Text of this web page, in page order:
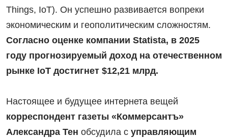
Things, IoT). Он успешно развивается вопреки
экономическим и геополитическим сложностям.
Согласно оценке компании Statista, в 2025
году прогнозируемый доход на отечественном
рынке IoT достигнет $12,21 млрд.
Настоящее и будущее интернета вещей
корреспондент газеты «Коммерсантъ»
Александра Тен обсудила с управляющим